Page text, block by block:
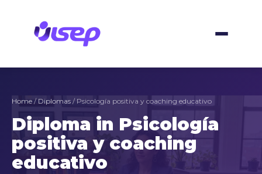
Home / Diplomas / Psicología positiva y coaching educativo
Diploma in Psicología
positiva y coaching
educativo